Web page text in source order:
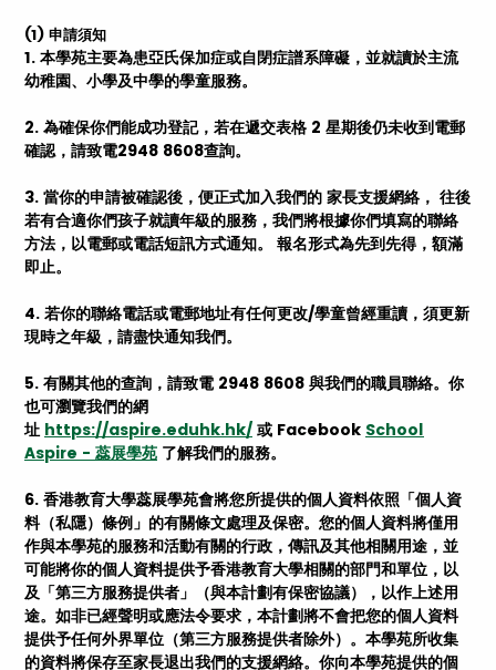
(1) 申請須知
1. 本學苑主要為患亞氏保加症或自閉症譜系障礙，並就讀於主流
幼稚園、小學及中學的學童服務。
2. 為確保你們能成功登記，若在遞交表格 2 星期後仍未收到電郵
確認，請致電2948 8608查詢。
3. 當你的申請被確認後，便正式加入我們的 家長支援網絡， 往後
若有合適你們孩子就讀年級的服務，我們將根據你們填寫的聯絡
方法，以電郵或電話短訊方式通知。 報名形式為先到先得，額滿
即止。
4. 若你的聯絡電話或電郵地址有任何更改/學童曾經重讀，須更新
現時之年級，請盡快通知我們。
5. 有關其他的查詢，請致電 2948 8608 與我們的職員聯絡。你
也可瀏覽我們的網
址 https://aspire.eduhk.hk/ 或 Facebook School
Aspire - 蕊展學苑 了解我們的服務。
6. 香港教育大學蕊展學苑會將您所提供的個人資料依照「個人資
料（私隱）條例」的有關條文處理及保密。您的個人資料將僅用
作與本學苑的服務和活動有關的行政，傳訊及其他相關用途，並
可能將你的個人資料提供予香港教育大學相關的部門和單位，以
及「第三方服務提供者」（與本計劃有保密協議），以作上述用
途。如非已經聲明或應法令要求，本計劃將不會把您的個人資料
提供予任何外界單位（第三方服務提供者除外）。本學苑所收集
的資料將保存至家長退出我們的支援網絡。你向本學苑提供的個